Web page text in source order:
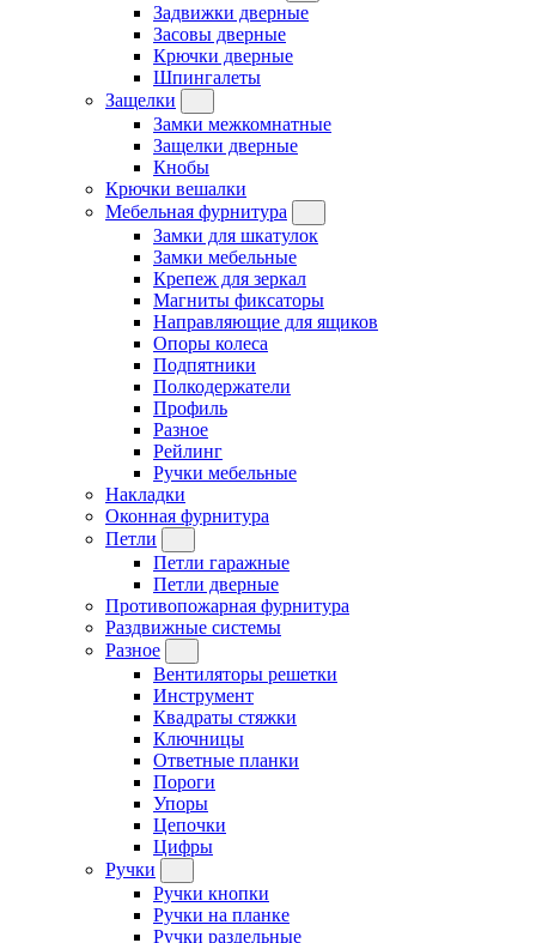
Задвижки дверные
Засовы дверные
Крючки дверные
Шпингалеты
Защелки
Замки межкомнатные
Защелки дверные
Кнобы
Крючки вешалки
Мебельная фурнитура
Замки для шкатулок
Замки мебельные
Крепеж для зеркал
Магниты фиксаторы
Направляющие для ящиков
Опоры колеса
Подпятники
Полкодержатели
Профиль
Разное
Рейлинг
Ручки мебельные
Накладки
Оконная фурнитура
Петли
Петли гаражные
Петли дверные
Противопожарная фурнитура
Раздвижные системы
Разное
Вентиляторы решетки
Инструмент
Квадраты стяжки
Ключницы
Ответные планки
Пороги
Упоры
Цепочки
Цифры
Ручки
Ручки кнопки
Ручки на планке
Ручки раздельные